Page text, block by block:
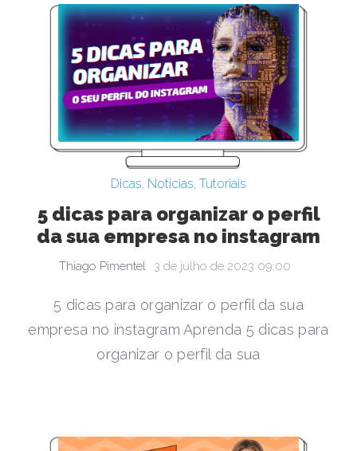
Dicas, Notícias, Tutoriais
5 dicas para organizar o perfil
da sua empresa no instagram
Thiago Pimentel 3 de julho de 2023 09:00
5 dicas para organizar o perfil da sua
empresa no instagram Aprenda 5 dicas para
organizar o perfil da sua